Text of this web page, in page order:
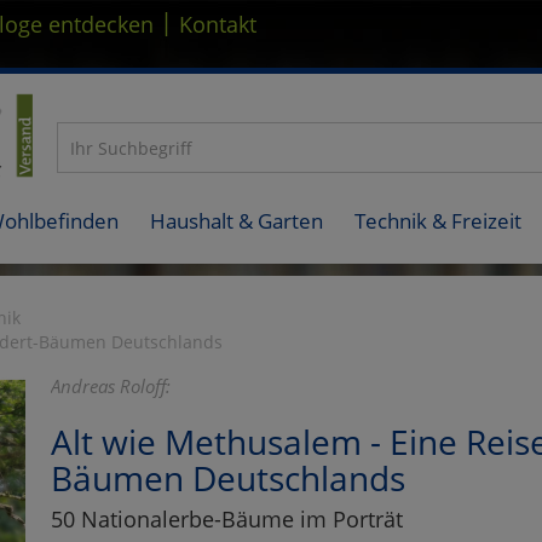
entdecken | Kontakt
Haushalt & Garten Technik & Freizeit
Bäumen Deutschlands
Andreas Roloff:
Alt wie Methusalem - Eine
Bäumen Deutschlands
50 Nationalerbe-Bäume im Porträt